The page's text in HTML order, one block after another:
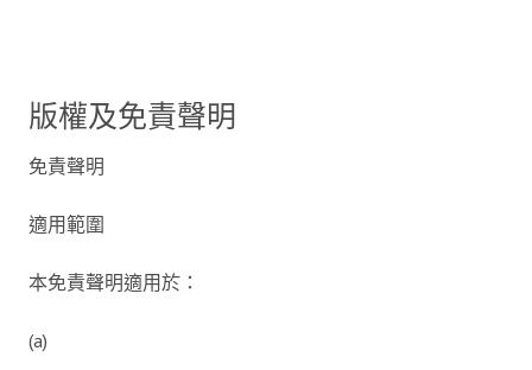
版權及免責聲明
免責聲明
適用範圍
本免責聲明適用於：
(a)